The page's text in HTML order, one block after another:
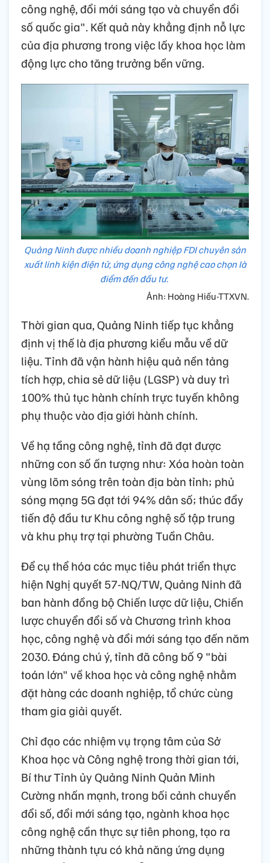
công nghệ, đổi mới sáng tạo và chuyển đổi
số quốc gia". Kết quả này khẳng định nỗ lực
của địa phương trong việc lấy khoa học làm
động lực cho tăng trưởng bền vững.
Quảng Ninh được nhiều doanh nghiệp FDI chuyên sản
xuất linh kiện điện tử, ứng dụng công nghệ cao chọn là
điểm đến đầu tư.
Ảnh: Hoàng Hiếu-TTXVN.
Thời gian qua, Quảng Ninh tiếp tục khẳng
định vị thế là địa phương kiểu mẫu về dữ
liệu. Tỉnh đã vận hành hiệu quả nền tảng
tích hợp, chia sẻ dữ liệu (LGSP) và duy trì
100% thủ tục hành chính trực tuyến không
phụ thuộc vào địa giới hành chính.
Về hạ tầng công nghệ, tỉnh đã đạt được
những con số ấn tượng như: Xóa hoàn toàn
vùng lõm sóng trên toàn địa bàn tỉnh; phủ
sóng mạng 5G đạt tới 94% dân số; thúc đẩy
tiến độ đầu tư Khu công nghệ số tập trung
và khu phụ trợ tại phường Tuần Châu.
Để cụ thể hóa các mục tiêu phát triển thực
hiện Nghị quyết 57-NQ/TW, Quảng Ninh đã
ban hành đồng bộ Chiến lược dữ liệu, Chiến
lược chuyển đổi số và Chương trình khoa
học, công nghệ và đổi mới sáng tạo đến năm
2030. Đáng chú ý, tỉnh đã công bố 9 "bài
toán lớn" về khoa học và công nghệ nhằm
đặt hàng các doanh nghiệp, tổ chức cùng
tham gia giải quyết.
Chỉ đạo các nhiệm vụ trọng tâm của Sở
Khoa học và Công nghệ trong thời gian tới,
Bí thư Tỉnh ủy Quảng Ninh Quản Minh
Cường nhấn mạnh, trong bối cảnh chuyển
đổi số, đổi mới sáng tạo, ngành khoa học
công nghệ cần thực sự tiên phong, tạo ra
những thành tựu có khả năng ứng dụng